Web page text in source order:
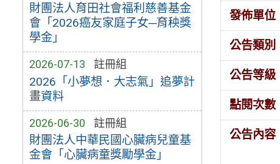
財團法人育田社會福利慈善基金
會「2026癌友家庭子女─育秧獎
學金」
2026-07-13 註冊組
2026「小夢想．大志氣」追夢計
畫資料
2026-06-30 註冊組
財團法人中華民國心臟病兒童基
金會「心臟病童獎勵學金」
發佈單位
公告類別
公告等級
點閱次數
公告內容